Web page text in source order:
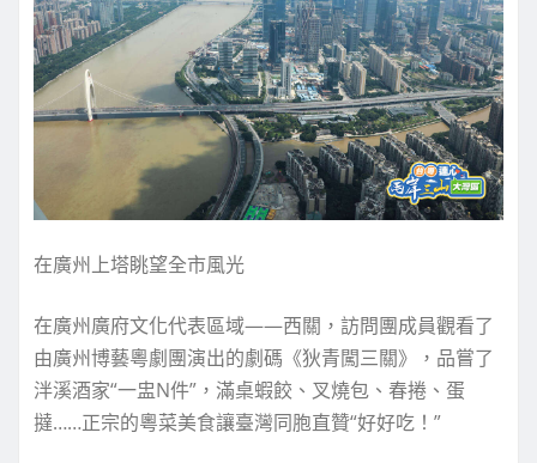
在廣州上塔眺望全市風光
在廣州廣府文化代表區域——西關，訪問團成員觀看了
由廣州博藝粵劇團演出的劇碼《狄青闖三關》，品嘗了
泮溪酒家“一盅N件”，滿桌蝦餃、叉燒包、春捲、蛋
撻……正宗的粵菜美食讓臺灣同胞直贊“好好吃！”